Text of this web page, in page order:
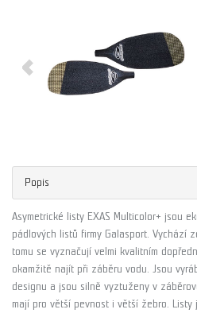
Popis
Asymetrické listy EXAS Multicolor+ jsou
pádlových listů firmy Galasport. Vychází
tomu se vyznačují velmi kvalitním
okamžitě najít při záběru vodu. Jsou
designu a jsou silně vyztuženy v
mají pro větší pevnost i větší žebro. Listy